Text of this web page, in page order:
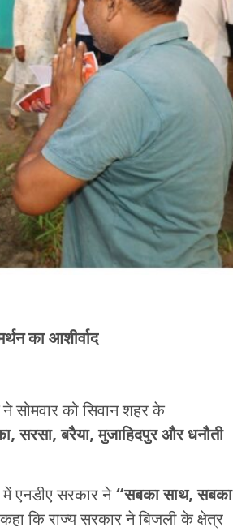
का आशीर्वाद
सोमवार को सिवान शहर के
सरसा, बरैया, मुजाहिदपुर और धनौती
एनडीए सरकार ने“सबका साथ, सबका
कि राज्य सरकार ने बिजली के क्षेत्र